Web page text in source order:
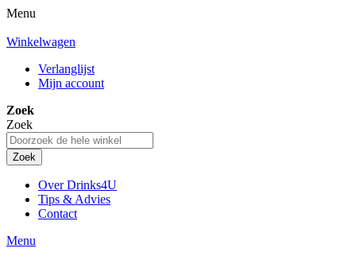
Menu
Winkelwagen
Verlanglijst
Mijn account
Zoek
Zoek
Zoek
Over Drinks4U
Tips & Advies
Contact
Menu